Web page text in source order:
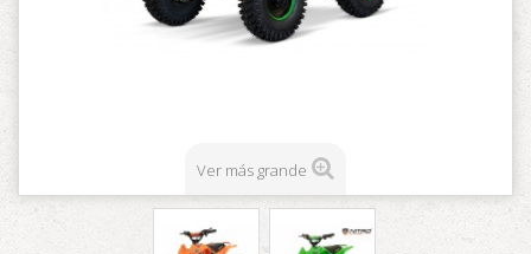
Ver más grande